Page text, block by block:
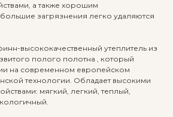
а также хорошим
загрязнения легко удаляются
высококачественный утеплитель из
полого полотна , который
на современном европейском
технологии. Обладает высокими
мягкий, легкий, теплый,